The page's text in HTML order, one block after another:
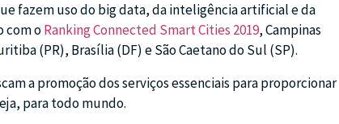
fazem uso do big data, da inteligência artificial e da
com oRanking Connected Smart Cities 2019, Campinas
(PR), Brasília (DF) e São Caetano do Sul (SP).
a promoção dos serviços essenciais para proporcionar
para todo mundo.